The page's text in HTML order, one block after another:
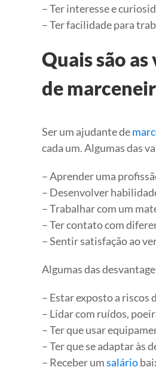
– Ter interesse e
– Ter facilidade para
Quais são
de
Ser um ajudante de
cada um. Algumas das
– Aprender uma
– Desenvolver
– Trabalhar com um
– Ter contato com
– Sentir satisfação ao
Algumas das
– Estar exposto a riscos
– Lidar com ruídos,
– Ter que usar
– Ter que se adaptar às
– Receber umsalário